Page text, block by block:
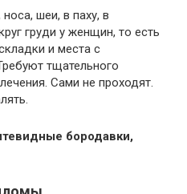
шеи, в паху, в
груди у женщин, то есть
и места с
тщательного
Сами не проходят.
бородавки,